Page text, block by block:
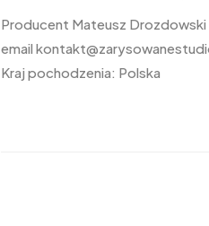
Producent Mateusz Drozdowski
email
Kraj pochodzenia: Polska